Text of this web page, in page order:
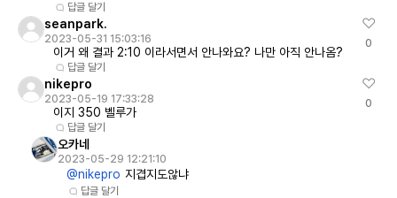
답글 달기
seanpark.
2023-05-31 15:03:16
이거 왜 결과 2:10 이라서면서 안나와요? 나만 아직 안나옴?
답글 달기
0
nikepro
2023-05-19 17:33:28
이지 350 벨루가
답글 달기
0
오카네
2023-05-29 12:21:10
@nikepro 지겹지도않냐
답글 달기